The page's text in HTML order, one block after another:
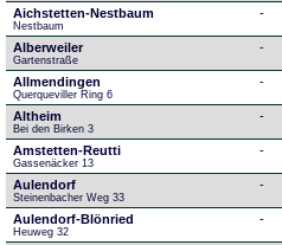
Aichstetten-Nestbaum
Nestbaum
-
Alberweiler
Gartenstraße
-
Allmendingen
Querqueviller Ring 6
-
Altheim
Bei den Birken 3
-
Amstetten-Reutti
Gassenäcker 13
-
Aulendorf
Steinenbacher Weg 33
-
Aulendorf-Blönried
Heuweg 32
-